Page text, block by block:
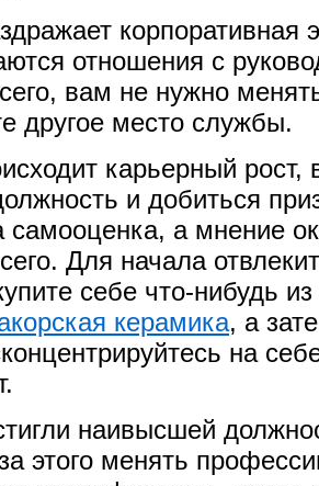
корпоративная
отношения с
вам не нужно
другое место службы.
карьерный
и добиться
самооценка, а мнение
Для начала
себе что-нибудь
керамика, а
на
наивысшей
этого менять